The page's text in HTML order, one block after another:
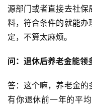
源部门或者直接去社保
料，符合条件的就能办
定，不算太麻烦。
问：退休后养老金能领
答：这个嘛，养老金的
有你退休前一年的平